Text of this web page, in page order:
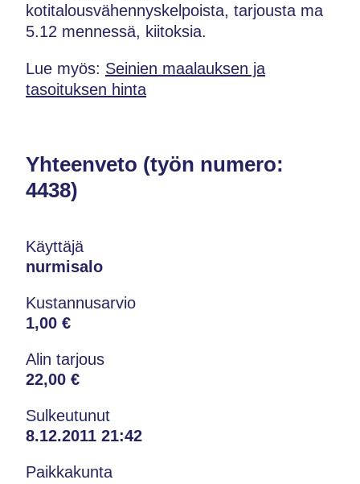
kotitalousvähennyskelpoista, tarjousta ma
5.12 mennessä, kiitoksia.
Lue myös: Seinien maalauksen ja
tasoituksen hinta
Yhteenveto (työn numero:
4438)
Käyttäjä
nurmisalo
Kustannusarvio
1,00 €
Alin tarjous
22,00 €
Sulkeutunut
8.12.2011 21:42
Paikkakunta